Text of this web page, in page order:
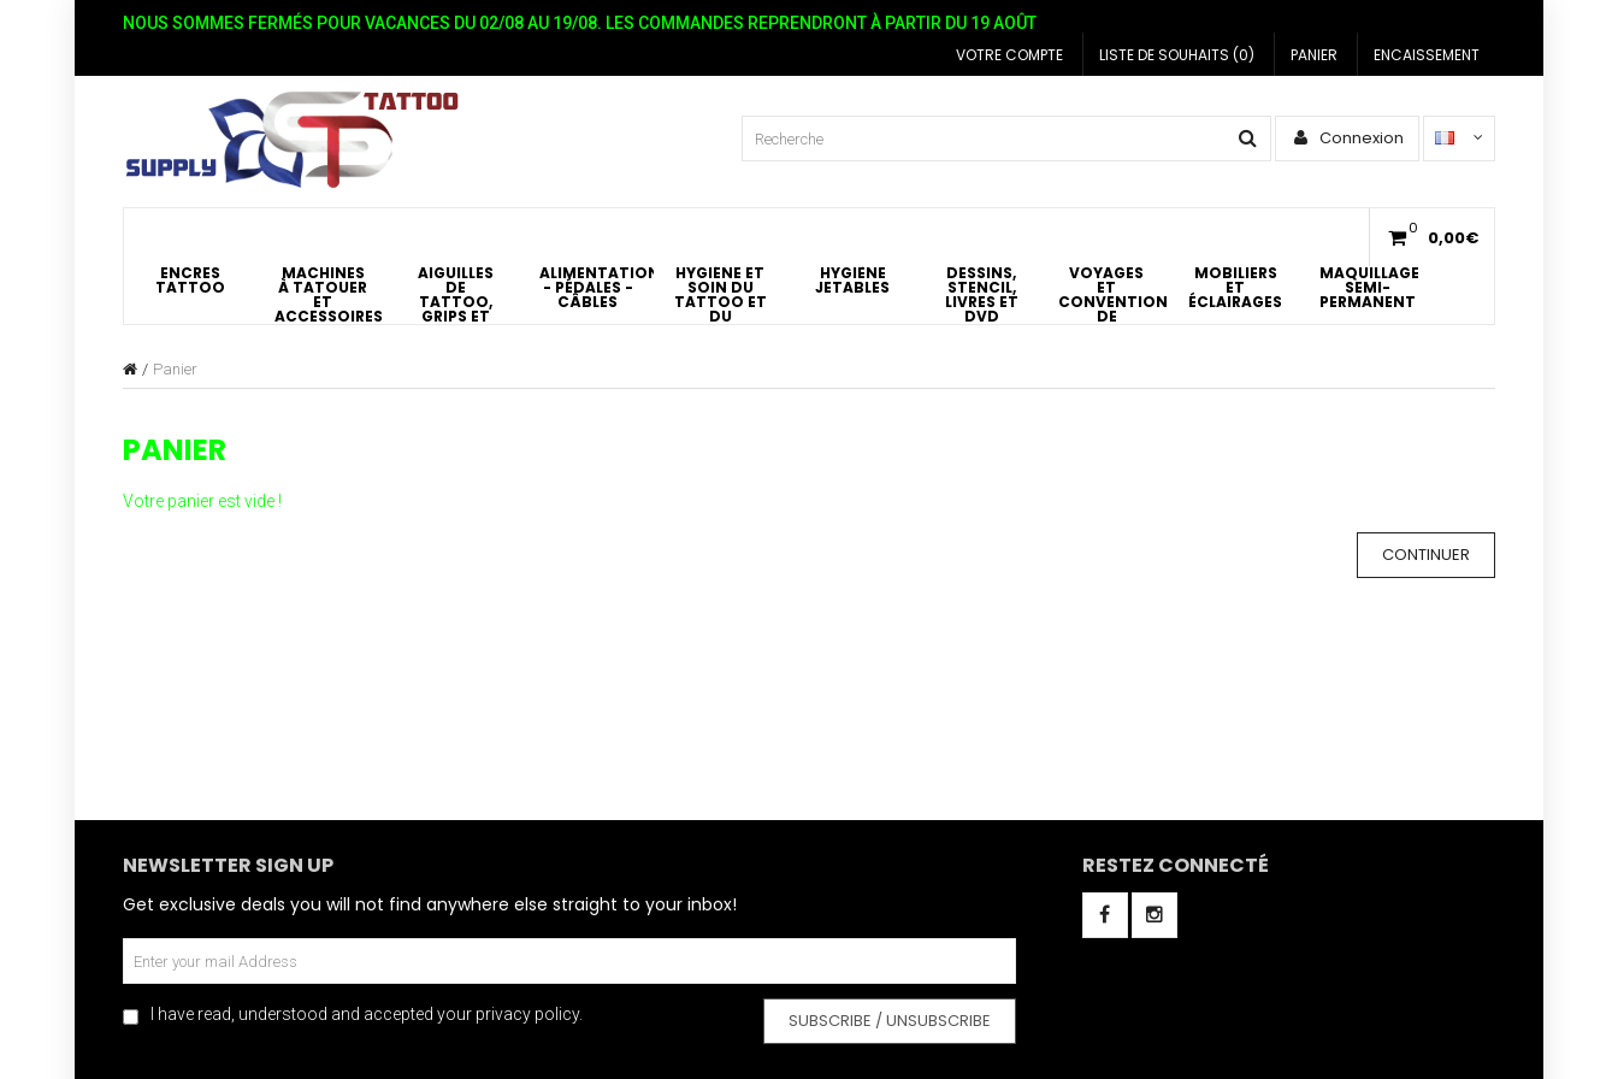
NOUS SOMMES FERMÉS POUR VACANCES DU 02/08 AU 19/08. LES COMMANDES REPRENDRONT À PARTIR DU 19 AOÛT
VOTRE COMPTE LISTE DE SOUHAITS (0) PANIER ENCAISSEMENT
Connexion
0 0,00€
ENCRES
TATTOO
MACHINES
À TATOUER
ET
ACCESSOIRES
AIGUILLES
DE
TATTOO,
GRIPS ET
ALIMENTATIONS
- PÉDALES -
CÂBLES
HYGIÉNE ET
SOIN DU
TATTOO ET
DU
HYGIÈNE
JETABLES
DESSINS,
STENCIL,
LIVRES ET
DVD
VOYAGES
ET
CONVENTIONS
DE
MOBILIERS
ET
ÉCLAIRAGES
MAQUILLAGE
SEMI-
PERMANENT
Panier
PANIER
Votre panier est vide !
CONTINUER
NEWSLETTER SIGN UP
Get exclusive deals you will not find anywhere else straight to your inbox!
I have read, understood and accepted your privacy policy. SUBSCRIBE / UNSUBSCRIBE
RESTEZ CONNECTÉ